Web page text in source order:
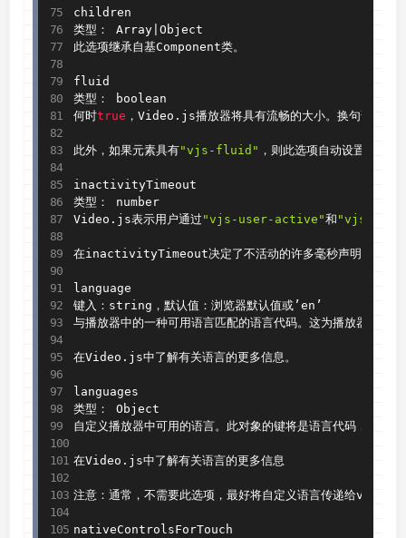
children
类型： Array Object
此选项继承自基Component类。
fluid
类型： boolean
何时true ，Video . js播放器将具有流畅的大小。换句话说，
此外，如果元素具有"vjs-fluid" ，则此选项自动设置为
inactivityTimeout
类型： number
Video . js表示用户通过 "vjs-user-active"和 "vjs-
在inactivityTimeout决定了不活动的许多毫秒声明用户闲置
language
键入：string，默认值：浏览器默认值或’en’
与播放器中的一种可用语言匹配的语言代码。这为播放器设置
在Video . js中了解有关语言的更多信息。
languages
类型： Object
自定义播放器中可用的语言。此对象的键将是语言代码，值将
在Video . js中了解有关语言的更多信息
注意：通常，不需要此选项，最好将自定义语言传递给videojs
nativeControlsForTouch